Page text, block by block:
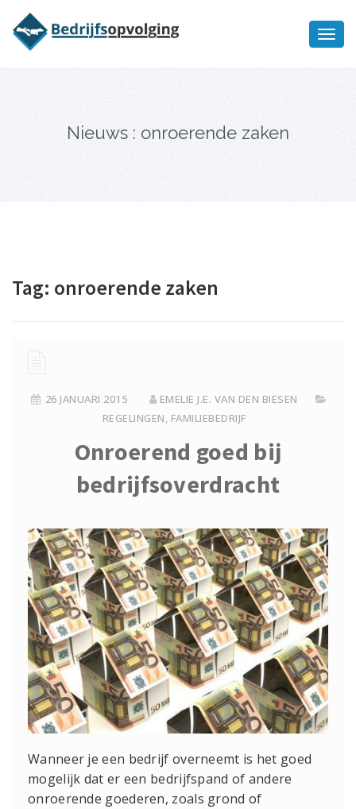
Nieuws : onroerende zaken
Tag: onroerende zaken
26 JANUARI 2015
EMELIE J.E. VAN DEN BIESEN
REGELINGEN, FAMILIEBEDRIJF
Onroerend goed bij
bedrijfsoverdracht
Wanneer je een bedrijf overneemt is het goed
mogelijk dat er een bedrijfspand of andere
onroerende goederen, zoals grond of
bedrijfsopvolging voor fiscaal
juridisch advies
Ik wil meer informatie